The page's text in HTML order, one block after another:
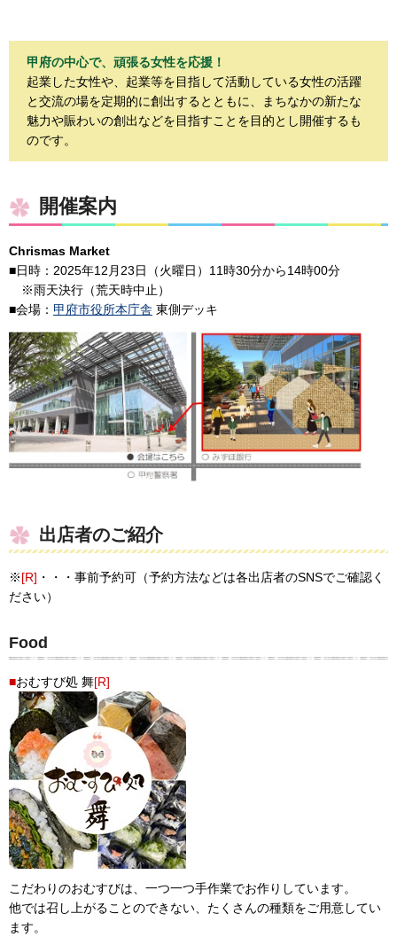
甲府の中心で、頑張る女性を応援！
起業した女性や、起業等を目指して活動している女性の活躍
と交流の場を定期的に創出するとともに、まちなかの新たな
魅力や賑わいの創出などを目指すことを目的とし開催するも
のです。
開催案内
Chrismas Market
■日時：2025年12月23日（火曜日）11時30分から14時00分
※雨天決行（荒天時中止）
■会場： 甲府市役所本庁舎 東側デッキ
出店者のご紹介
※[R] ・・・事前予約可（予約方法などは各出店者のSNSでご確認く
ださい）
Food
■おむすび処 舞[R]
こだわりのおむすびは、一つ一つ手作業でお作りしています。
他では召し上がることのできない、たくさんの種類をご用意してい
ます。